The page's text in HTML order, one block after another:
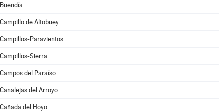
Buendía
Campillo de Altobuey
Campillos-Paravientos
Campillos-Sierra
Campos del Paraíso
Canalejas del Arroyo
Cañada del Hoyo